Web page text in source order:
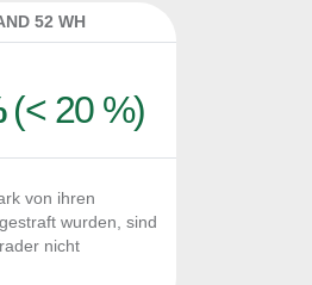
52 WH
(< 20 %)
von ihren
wurden, sind
nicht